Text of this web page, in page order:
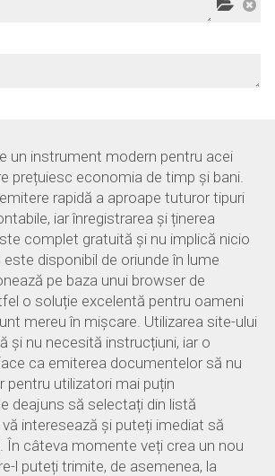
un instrument modern pentru acei
prețuiesc economia de timp și bani.
rapidă a aproape tuturor tipuri
iar înregistrarea și ținerea
complet gratuită și nu implică nicio
disponibil de oriunde în lume
pe baza unui browser de
o soluție excelentă pentru oameni
mereu în mișcare. Utilizarea site-ului
și nu necesită instrucțiuni, iar o
ca emiterea documentelor să nu
pentru utilizatori mai puțin
deajuns să selectați din listă
interesează și puteți imediat să
În câteva momente veți crea un nou
l puteți trimite, de asemenea, la